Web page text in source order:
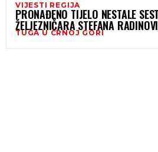
VIJESTI REGIJA
PRONAĐENO TIJELO NESTALE
ŽELJEZNIČARA STEFANA
TUGA U CRNOJ GORI